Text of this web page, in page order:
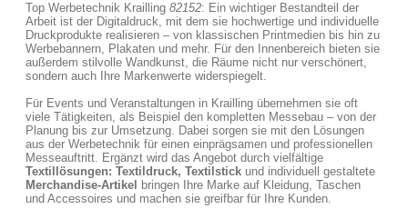
Top Werbetechnik Krailling 82152: Ein wichtiger Bestandteil der
Arbeit ist der Digitaldruck, mit dem sie hochwertige und individuelle
Druckprodukte realisieren – von klassischen Printmedien bis hin zu
Werbebannern, Plakaten und mehr. Für den Innenbereich bieten sie
außerdem stilvolle Wandkunst, die Räume nicht nur verschönert,
sondern auch Ihre Markenwerte widerspiegelt.
Für Events und Veranstaltungen in Krailling übernehmen sie oft
viele Tätigkeiten, als Beispiel den kompletten Messebau – von der
Planung bis zur Umsetzung. Dabei sorgen sie mit den Lösungen
aus der Werbetechnik für einen einprägsamen und professionellen
Messeauftritt. Ergänzt wird das Angebot durch vielfältige
Textillösungen: Textildruck, Textilstick und individuell gestaltete
Merchandise-Artikel
bringen Ihre Marke auf Kleidung, Taschen
und Accessoires und machen sie greifbar für Ihre Kunden.